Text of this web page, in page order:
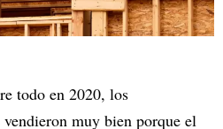
todo en 2020, los
vendieron muy bien porque el